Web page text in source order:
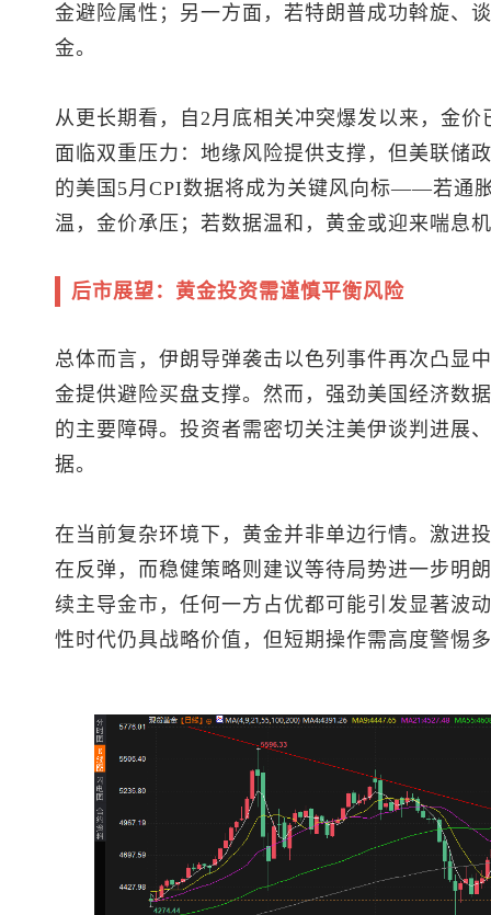
金避险属性；另一方面，若特朗普成功斡旋、
金。
从更长期看，自2月底相关冲突爆发以来，金
面临双重压力：地缘风险提供支撑，但美联储
的美国5月CPI数据将成为关键风向标——若通
温，金价承压；若数据温和，黄金或迎来喘息
后市展望：黄金投资需谨慎平衡风险
总体而言，伊朗导弹袭击以色列事件再次凸显
金提供避险买盘支撑。然而，强劲美国经济数
的主要障碍。投资者需密切关注美伊谈判进展
据。
在当前复杂环境下，黄金并非单边行情。激进
在反弹，而稳健策略则建议等待局势进一步明
续主导金市，任何一方占优都可能引发显著波
性时代仍具战略价值，但短期操作需高度警惕